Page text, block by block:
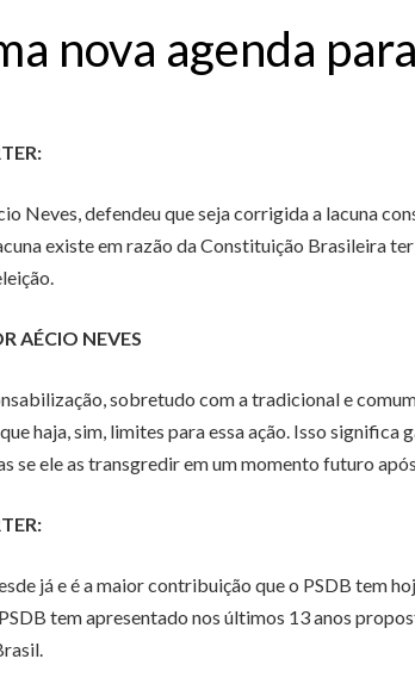
nova agenda
Neves, defendeu que seja corrigida a lacuna
existe em razão da Constituição Brasileira
AÉCIO NEVES
sobretudo com a tradicional e
haja, sim, limites para essa ação. Isso
ele as transgredir em um momento futuro
já e é a maior contribuição que o PSDB tem
tem apresentado nos últimos 13 anos